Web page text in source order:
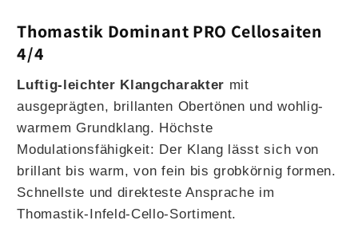
Thomastik Dominant PRO Cellosaiten
4/4
Luftig-leichter Klangcharakter mit
ausgeprägten, brillanten Obertönen und wohlig-
warmem Grundklang. Höchste
Modulationsfähigkeit: Der Klang lässt sich von
brillant bis warm, von fein bis grobkörnig formen.
Schnellste und direkteste Ansprache im
Thomastik-Infeld-Cello-Sortiment.